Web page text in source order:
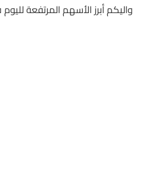
واليكم أبرز الأسهم المرتفعة لليوم